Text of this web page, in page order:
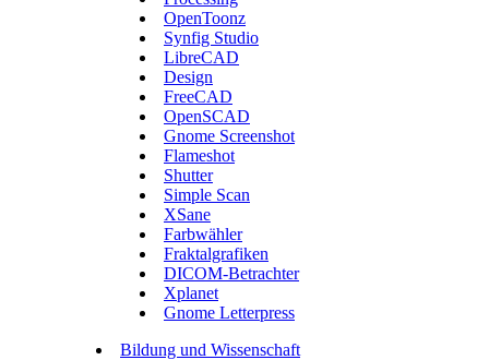
OpenToonz
Synfig Studio
LibreCAD
Design
FreeCAD
OpenSCAD
Gnome Screenshot
Flameshot
Shutter
Simple Scan
XSane
Farbwähler
Fraktalgrafiken
DICOM-Betrachter
Xplanet
Gnome Letterpress
Bildung und Wissenschaft